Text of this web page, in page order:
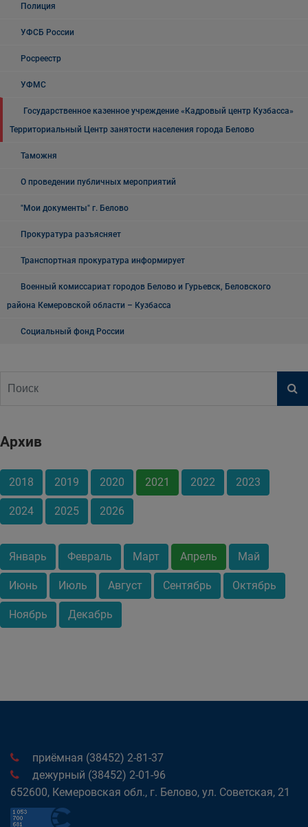
Полиция
УФСБ России
Росреестр
УФМС
Государственное казенное учреждение «Кадровый центр Кузбасса»
Территориальный Центр занятости населения города Белово
Таможня
О проведении публичных мероприятий
"Мои документы" г. Белово
Прокуратура разъясняет
Транспортная прокуратура информирует
Военный комиссариат городов Белово и Гурьевск, Беловского
района Кемеровской области – Кузбасса
Социальный фонд России
Архив
2018 2019 2020 2021 2022 2023
2024 2025 2026
Январь Февраль Март Апрель Май
Июнь Июль Август Сентябрь Октябрь
Ноябрь Декабрь
приёмная (38452) 2-81-37
дежурный (38452) 2-01-96
652600, Кемеровская обл., г. Белово, ул. Советская, 21